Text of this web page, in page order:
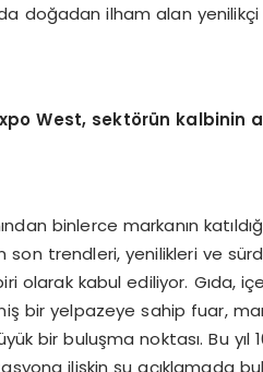
doğadan ilham alan
West, sektörün kalbinin
binlerce markanın
son trendleri, yenilikleri ve
olarak kabul ediliyor. Gıda,
bir yelpazeye sahip fuar,
bir buluşma noktası. Bu
ilişkin şu açıklamada